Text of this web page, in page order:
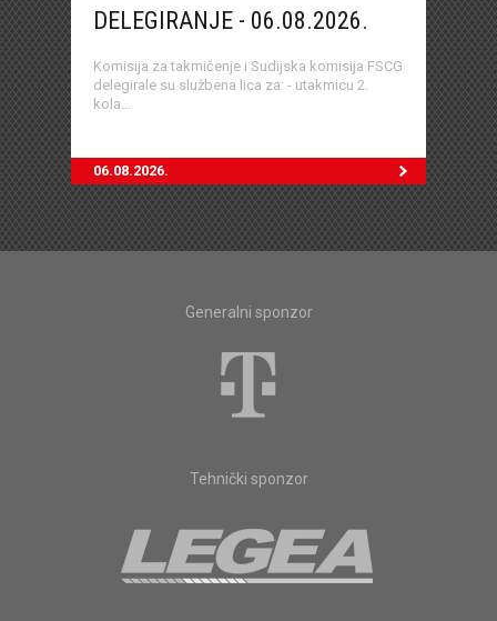
DELEGIRANJE - 06.08.2026.
Komisija za takmičenje i Sudijska komisija FSCG
delegirale su službena lica za: - utakmicu 2.
kola...
06.08.2026.
Generalni sponzor
Tehnički sponzor